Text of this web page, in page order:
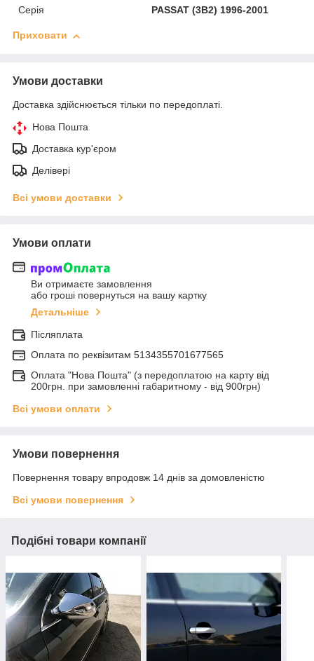
Серія
PASSAT (3B2) 1996-2001
Приховати
Умови доставки
Доставка здійснюється тільки по передоплаті.
Нова Пошта
Доставка кур'єром
Делівері
Всі умови доставки
Умови оплати
Ви отримаєте замовлення
або гроші повернуться на вашу картку
Детальніше
Післяплата
Оплата по реквiзитам 5134355701677565
Оплата "Нова Пошта" (з передоплатою на карту від
200грн. при замовленні габаритному - від 900грн)
Всі умови оплати
Умови повернення
Повернення товару впродовж 14 днів за домовленістю
Всі умови повернення
Подібні товари компанії